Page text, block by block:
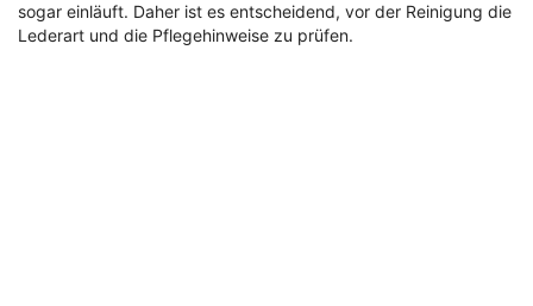
sogar einläuft. Daher ist es entscheidend, vor der Reinigung die
Lederart und die Pflegehinweise zu prüfen.